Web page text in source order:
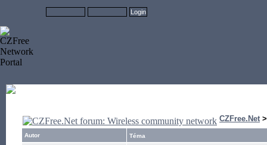
CZFree.Net
Autor Téma